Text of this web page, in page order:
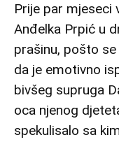
Prije par mjeseci
Anđelka Prpić u
prašinu, pošto
da je emotivno
bivšeg supruga
oca njenog
spekulisalo sa